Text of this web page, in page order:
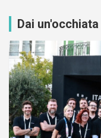
Dai un'occhiata